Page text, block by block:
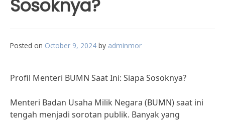
Sosoknya?
Posted on October 9, 2024 by adminmor
Profil Menteri BUMN Saat Ini: Siapa Sosoknya?
Menteri Badan Usaha Milik Negara (BUMN) saat ini
tengah menjadi sorotan publik. Banyak yang